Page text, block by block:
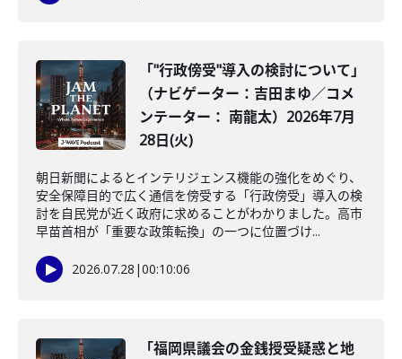
「"行政傍受"導入の検討について」
（ナビゲーター：吉田まゆ／コメ
ンテーター： 南龍太）2026年7月
28日(火)
朝日新聞によるとインテリジェンス機能の強化をめぐり、
安全保障目的で広く通信を傍受する「行政傍受」導入の検
討を自民党が近く政府に求めることがわかりました。高市
早苗首相が「重要な政策転換」の一つに位置づけ...
2026.07.28 |00:10:06
「福岡県議会の金銭授受疑惑と地